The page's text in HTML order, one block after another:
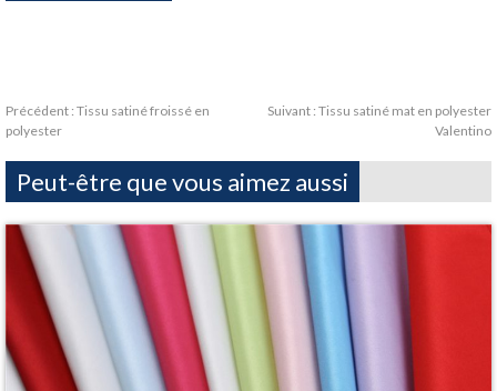
Précédent : Tissu satiné froissé en
polyester
Suivant : Tissu satiné mat en polyester
Valentino
Peut-être que vous aimez aussi